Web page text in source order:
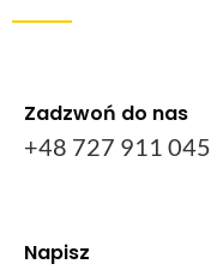
Zadzwoń do nas
+48 727 911 045
Napisz